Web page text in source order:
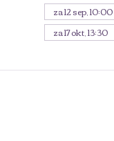
za 12 sep, 10:00
za 17 okt, 13:30